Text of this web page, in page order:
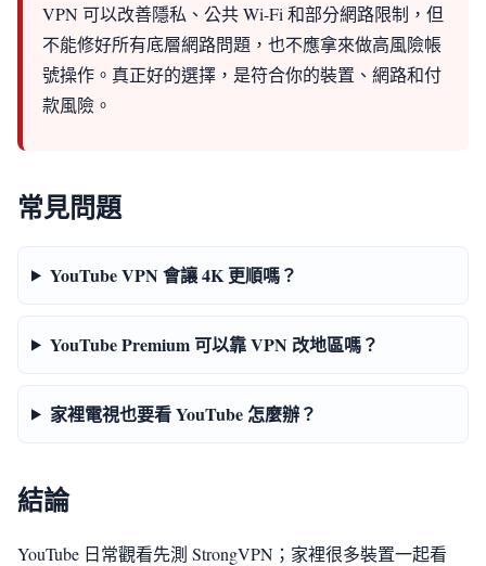
VPN 可以改善隱私、公共 Wi-Fi 和部分網路限制，但
不能修好所有底層網路問題，也不應拿來做高風險帳
號操作。真正好的選擇，是符合你的裝置、網路和付
款風險。
常見問題
YouTube VPN 會讓 4K 更順嗎？
YouTube Premium 可以靠 VPN 改地區嗎？
家裡電視也要看 YouTube 怎麼辦？
結論
YouTube 日常觀看先測 StrongVPN；家裡很多裝置一起看